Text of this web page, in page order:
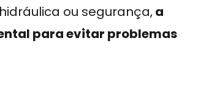
ou segurança,a
para evitar problemas